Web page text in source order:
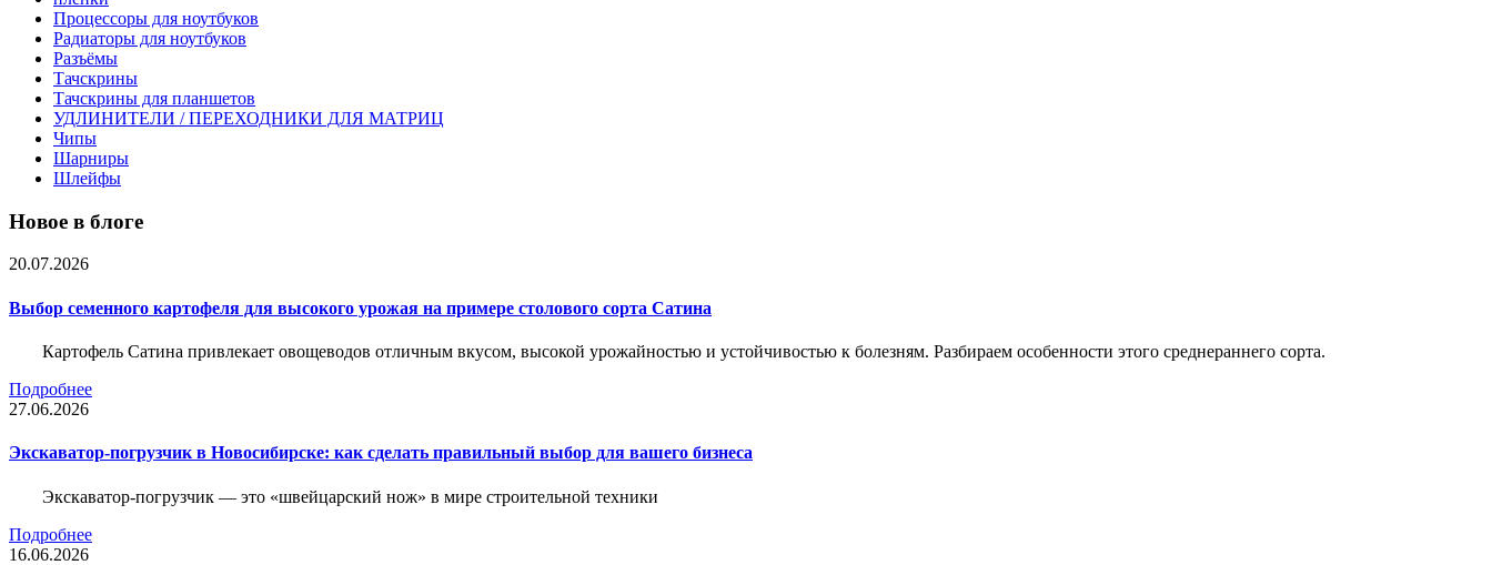
Процессоры для ноутбуков
Радиаторы для ноутбуков
Разъёмы
Тачскрины
Тачскрины для планшетов
УДЛИНИТЕЛИ / ПЕРЕХОДНИКИ ДЛЯ МАТРИЦ
Чипы
Шарниры
Шлейфы
Новое в блоге
20.07.2026
Выбор семенного картофеля для высокого урожая на примере столового сорта Сатина
Картофель Сатина привлекает овощеводов отличным вкусом, высокой урожайностью и устойчивостью к болезням. Разбираем особенности этого среднераннего сорта.
Подробнее
27.06.2026
Экскаватор-погрузчик в Новосибирске: как сделать правильный выбор для вашего бизнеса
Экскаватор-погрузчик — это «швейцарский нож» в мире строительной техники
Подробнее
16.06.2026